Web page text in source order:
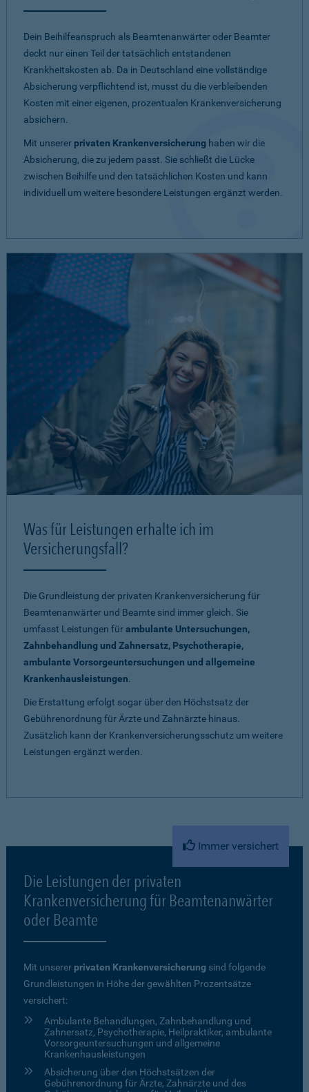
Dein Beihilfeanspruch als Beamtenanwärter oder Beamter
deckt nur einen Teil der tatsächlich entstandenen
Krankheitskosten ab. Da in Deutschland eine vollständige
Absicherung verpflichtend ist, musst du die verbleibenden
Kosten mit einer eigenen, prozentualen Krankenversicherung
absichern.
Mit unserer privaten Krankenversicherung haben wir die
Absicherung, die zu jedem passt. Sie schließt die Lücke
zwischen Beihilfe und den tatsächlichen Kosten und kann
individuell um weitere besondere Leistungen ergänzt werden.
Was für Leistungen erhalte ich im
Versicherungsfall?
Die Grundleistung der privaten Krankenversicherung für
Beamtenanwärter und Beamte sind immer gleich. Sie
umfasst Leistungen fürambulante Untersuchungen,
Zahnbehandlung und Zahnersatz, Psychotherapie,
ambulante Vorsorgeuntersuchungen und allgemeine
Krankenhausleistungen.
Die Erstattung erfolgt sogar über den Höchstsatz der
Gebührenordnung für Ärzte und Zahnärzte hinaus.
Zusätzlich kann der Krankenversicherungsschutz um weitere
Leistungen ergänzt werden.
Immer versichert
Die Leistungen der privaten
Krankenversicherung für Beamtenanwärter
oder Beamte
Mit unserer privaten Krankenversicherung sind folgende
Grundleistungen in Höhe der gewählten Prozentsätze
versichert:
Ambulante Behandlungen, Zahnbehandlung und
Zahnersatz, Psychotherapie, Heilpraktiker, ambulante
Vorsorgeuntersuchungen und allgemeine
Krankenhausleistungen
Absicherung über den Höchstsätzen der
Gebührenordnung für Ärzte, Zahnärzte und des